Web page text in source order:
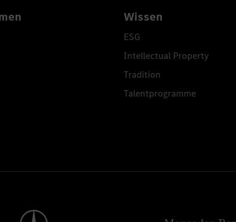
Wissen
ESG
Intellectual Property
Tradition
Talentprogramme